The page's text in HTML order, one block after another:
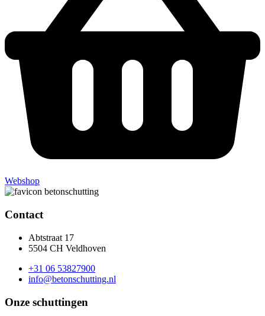
Webshop
Contact
Abtstraat 17
5504 CH Veldhoven
+31 06 53827900
info@betonschutting.nl
Onze schuttingen